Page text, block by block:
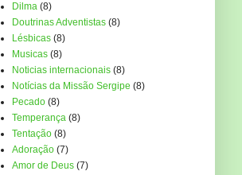
Dilma (8)
Doutrinas Adventistas (8)
Lésbicas (8)
Musicas (8)
Noticias internacionais (8)
Notícias da Missão Sergipe (8)
Pecado (8)
Temperança (8)
Tentação (8)
Adoração (7)
Amor de Deus (7)